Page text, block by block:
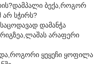
ბექა,როგორ
არ სჭირს?
დამანჭა
არაფერი
ყეყეჩი ყოფილა